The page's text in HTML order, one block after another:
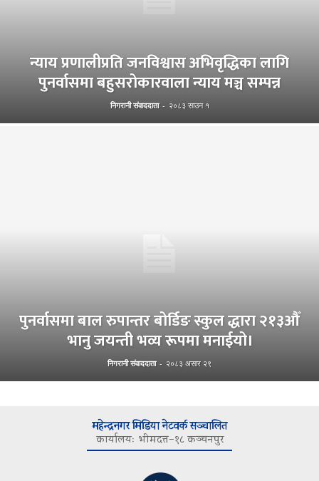
न्याय प्रणालीप्रति जनविश्वास अभिवृद्धिका लागि
पुनर्वासमा बहुसरोकारवाला न्याय मञ्च सम्पन्न
निगरानी संवाददाता - २०८३ साउन १
पुनर्वासमा बाल रुपान्तर बोर्डिङ स्कुल द्धारा २१३औँ
भानु जयन्ती भव्य रूपमा मनाईयो।
निगरानी संवाददाता - २०८३ असार २९
महेन्द्रनगर मिडिया नेटवर्क सञ्चालित
कार्यालयः भीमदत्त–१८ कञ्चनपुर